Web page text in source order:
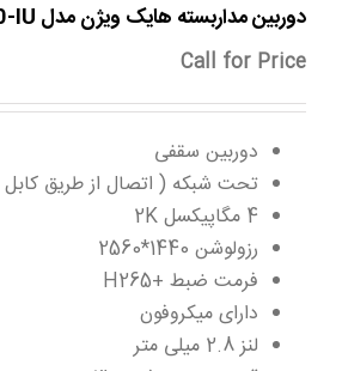
دوربین مداربسته هایک ویژن مدل DS-2CD2343G0-IU
Call for Price
دوربین سقفی
تحت شبکه ( اتصال از طریق
4 مگاپیکسل 2K
رزولوشن 1440*2560
فرمت ضبط +H265
دارای میکروفون
لنز 2.8 میلی متر